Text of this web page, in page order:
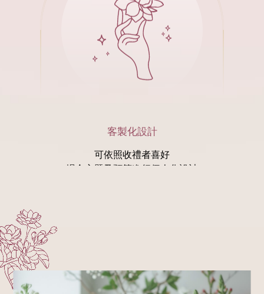
客製化設計
可依照收禮者喜好
場合主題及預算進行個人化設計